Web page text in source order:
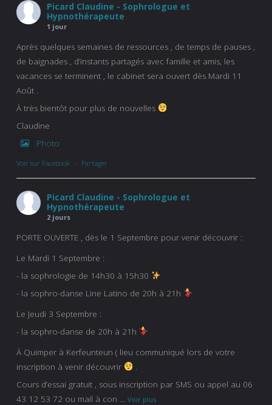
Picard Claudine - Sophrologue et
Hypnothérapeute
1 jour
Après quelques semaines de ressources , de temps de pauses ,
de baignades , d’instants partagés avec famille et amis, les
vacances se terminent , le cabinet sera ouvert dès Mardi 11
Août .
À très bientôt pour plus de nouvelles
Claudine
Photo
Voir sur Facebook · Partager
Picard Claudine - Sophrologue et
Hypnothérapeute
2 jours
PORTE OUVERTE , dès le 1 Septembre pour venir découvrir :
Le Mardi 1 Septembre :
- la sophrologie de 14h30 à 15h30
- la sophro-danse Line Latino de 20h à 21h
Le Jeudi 3 Septembre :
- la sophro-danse de 20h à 21h
À Quimper à Kerfeunteun ( lieu communiqué lors de votre
inscription à venir découvrir
Cours d’essai gratuit , sous inscription par SMS ou appel au 06
43 12 53 72 ou mail à con
Voir plus